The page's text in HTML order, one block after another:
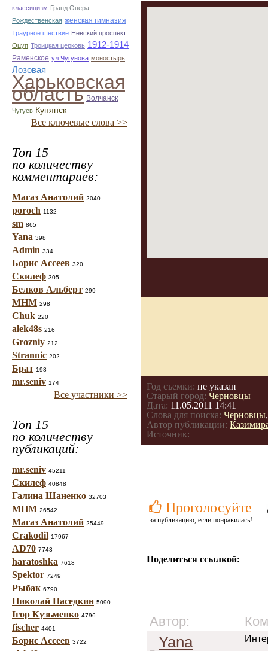
классицизм Гранд Опера
Рождественская женская гимназия
Траурное шествие Невский проспект
Оцуп Троицкая церковь 1912-1914
Раменское ул.Чугунова моностырь
Лозовая
Харьковская
область Волчанск
Чугуев Купянск
Все ключевые слова >>
Топ 15
по количеству
комментариев:
Магаз Анатолий 2040
poroch 1132
sm 865
Yana 398
Admin 334
Борис Ассеев 320
Скилеф 305
Белков Альберт 299
МНМ 298
Chuk 220
alek48s 216
Grozniy 212
Strannic 202
Брат 198
mr.seniv 174
Все участники >>
Топ 15
по количеству
публикаций:
mr.seniv 45211
Скилеф 40848
Галина Шаненко 32703
МНМ 26542
Магаз Анатолий 25449
Crakodil 17967
AD70 7743
haratoshka 7618
Spektor 7249
Рыбак 6790
Николай Наседкин 5090
Ігор Кузьменко 4796
fischer 4401
Борис Ассеев 3722
Год съемки: не указан
Старый город: Черновцы
Дата: 11.05.2011 14:41
Слова для поиска: Черновцы
Автор публикации:
Источник:
Проголосуйте
за публикацию, если понравилась!
Поделиться ссылкой:
Автор:
Yana